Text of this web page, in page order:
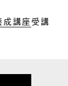
講座受講